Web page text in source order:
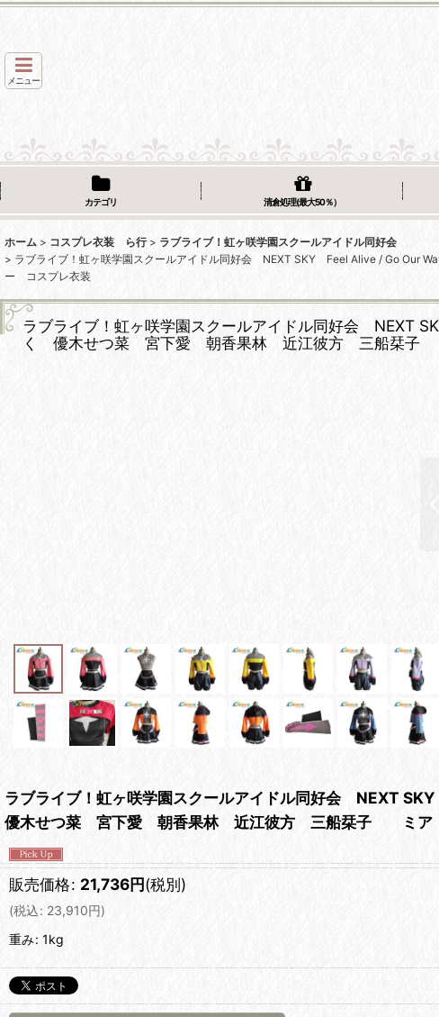
メニュー
カテゴリ 清倉処理(最大50％）
ホーム > コスプレ衣装 ら行 > ラブライブ！虹ヶ咲学園スクールアイドル同好会
> ラブライブ！虹ヶ咲学園スクールアイドル同好会 NEXT SKY Feel Alive / Go
ー コスプレ衣装
ラブライブ！虹ヶ咲学園スクールアイドル同好会
く 優木せつ菜 宮下愛 朝香果林 近江彼方 三船栞子
ラブライブ！虹ヶ咲学園スクールアイドル同好会
優木せつ菜 宮下愛 朝香果林 近江彼方 三船栞子 ミア
販売価格: 21,736円(税別)
(税込: 23,910円)
重み: 1kg